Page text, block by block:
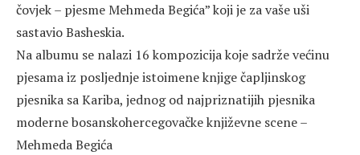
čovjek – pjesme Mehmeda Begića” koji je za vaše uši
sastavio Basheskia.
Na albumu se nalazi 16 kompozicija koje sadrže većinu
pjesama iz posljednje istoimene knjige čapljinskog
pjesnika sa Kariba, jednog od najpriznatijih pjesnika
moderne bosanskohercegovačke književne scene –
Mehmeda Begića